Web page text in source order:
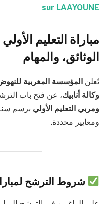
sur LAAYOUNE
الوثائق، والمهام
تُعلن المؤسسة المغربية للنهوض
وكالة أنابيك، عن فتح باب
ومربي التعليم الأولي
ومعايير محددة.
شروط الترشح لمباراة